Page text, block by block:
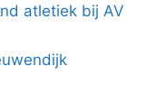
atletiek bij AV